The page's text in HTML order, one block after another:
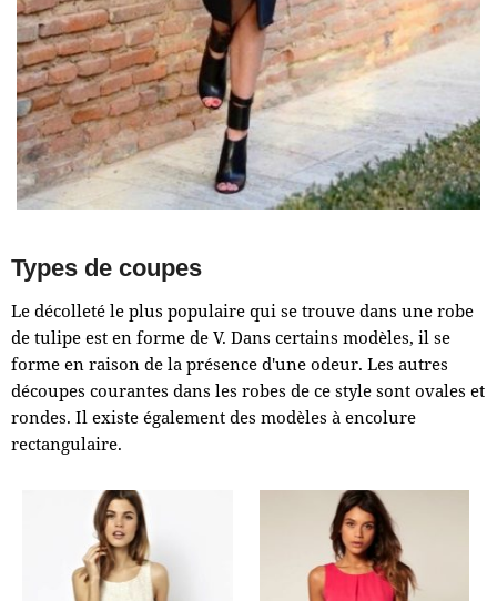
Types de coupes
Le décolleté le plus populaire qui se trouve dans une robe
de tulipe est en forme de V. Dans certains modèles, il se
forme en raison de la présence d'une odeur. Les autres
découpes courantes dans les robes de ce style sont ovales et
rondes. Il existe également des modèles à encolure
rectangulaire.